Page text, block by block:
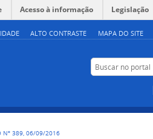
ALTO CONTRASTE MAPA DO SITE
Acesso à informação Legislação
Buscar no portal
Nº 389, 06/09/2016